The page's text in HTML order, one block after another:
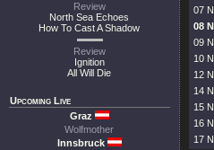
Review
North Sea Echoes
How To Cast A Shadow
Review
Ignition
All Will Die
Upcoming Live
Graz
Wolfmother
Innsbruck
07
08
09
10
12
14
15
16
17